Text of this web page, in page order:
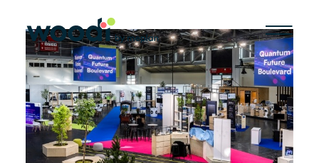
contentView
Larger
Image